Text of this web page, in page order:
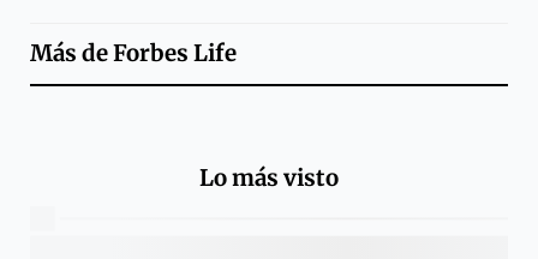
Más deForbes Life
Lo más visto